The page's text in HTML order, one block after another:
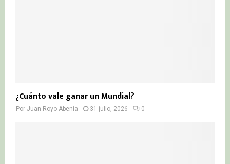
¿Cuánto vale ganar un Mundial?
Por Juan Royo Abenia 31 julio, 2026 0